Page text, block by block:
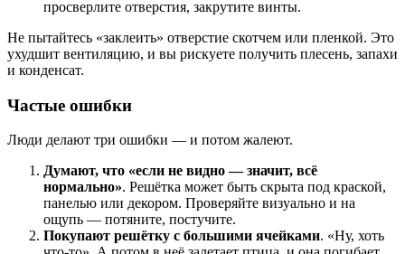
просверлите отверстия, закрутите винты.
Не пытайтесь «заклеить» отверстие скотчем или пленкой. Это
ухудшит вентиляцию, и вы рискуете получить плесень, запахи
и конденсат.
Частые ошибки
Люди делают три ошибки — и потом жалеют.
Думают, что «если не видно — значит, всё
нормально». Решётка может быть скрыта под краской,
панелью или декором. Проверяйте визуально и на
ощупь — потяните, постучите.
Покупают решётку с большими ячейками. «Ну, хоть